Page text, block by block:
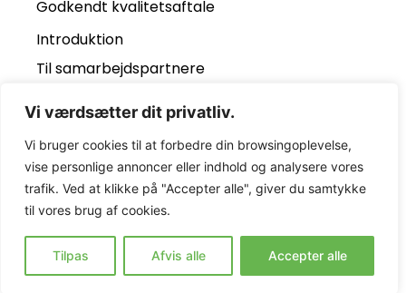
Vi værdsætter dit privatliv.
Vi bruger cookies til at forbedre din browsingoplevelse,
vise personlige annoncer eller indhold og analysere vores
trafik. Ved at klikke på "Accepter alle", giver du samtykke
til vores brug af cookies.
Tilpas Afvis alle Accepter alle
Godkendt kvalitetsaftale
Introduktion
Til samarbejdspartnere
Til forældre
Kontakt
ForældreIntra
Kontakt os